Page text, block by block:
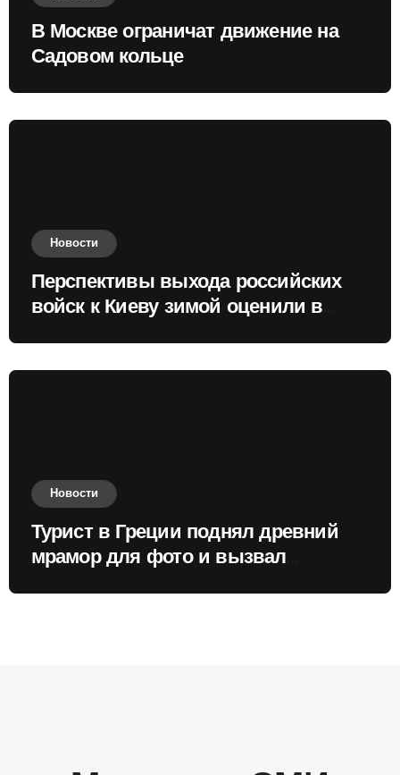
В Москве ограничат движение на
Садовом кольце
Новости
Перспективы выхода российских
войск к Киеву зимой оценили в
Новости
Турист в Греции поднял древний
мрамор для фото и вызвал